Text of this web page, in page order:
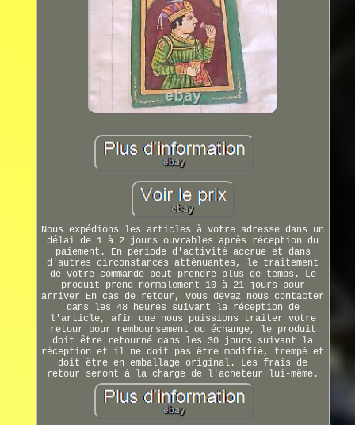
Nous expédions les articles à votre adresse dans un
délai de 1 à 2 jours ouvrables après réception du
paiement. En période d'activité accrue et dans
d'autres circonstances atténuantes, le traitement
de votre commande peut prendre plus de temps. Le
produit prend normalement 10 à 21 jours pour
arriver En cas de retour, vous devez nous contacter
dans les 48 heures suivant la réception de
l'article, afin que nous puissions traiter votre
retour pour remboursement ou échange, le produit
doit être retourné dans les 30 jours suivant la
réception et il ne doit pas être modifié, trempé et
doit être en emballage original. Les frais de
retour seront à la charge de l'acheteur lui-même.